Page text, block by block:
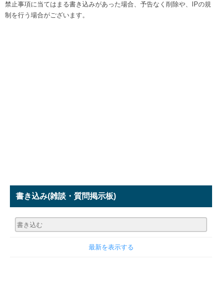
禁止事項に当てはまる書き込みがあった場合、予告なく削除や、IPの規
制を行う場合がございます。
書き込み(雑談・質問掲示板)
最新を表示する